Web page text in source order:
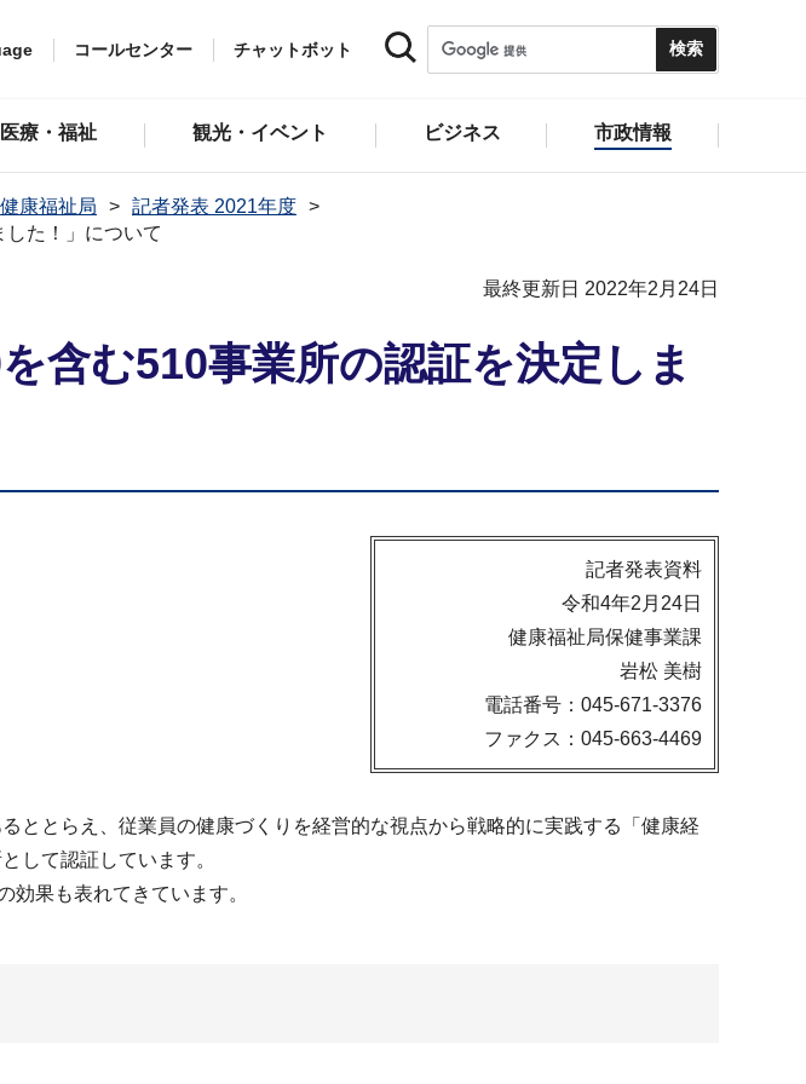
コールセンター チャットボット
療・福祉 観光・イベント ビジネス 市政情報
健康福祉局
記者発表 2021年度
した！」について
最終更新日 2022年2月24日
含む510事業所の認証を決定しま
記者発表資料
令和4年2月24日
健康福祉局保健事業課
岩松 美樹
電話番号：045-671-3376
ファクス：045-663-4469
とらえ、従業員の健康づくりを経営的な視点から戦略的に実践する「健康経
して認証しています。
果も表れてきています。